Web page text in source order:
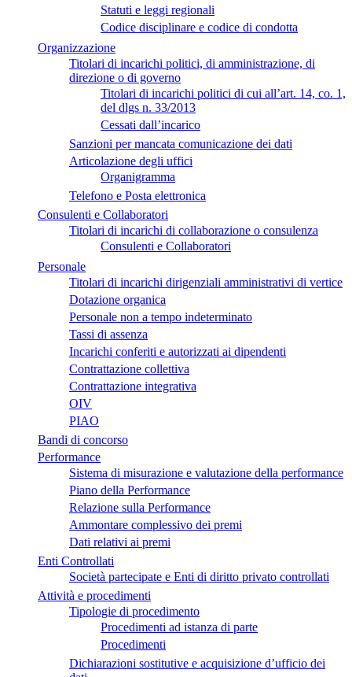
Statuti e leggi regionali
Codice disciplinare e codice di condotta
Organizzazione
Titolari di incarichi politici, di amministrazione, di
direzione o di governo
Titolari di incarichi politici di cui all’art. 14, co. 1,
del dlgs n. 33/2013
Cessati dall’incarico
Sanzioni per mancata comunicazione dei dati
Articolazione degli uffici
Organigramma
Telefono e Posta elettronica
Consulenti e Collaboratori
Titolari di incarichi di collaborazione o consulenza
Consulenti e Collaboratori
Personale
Titolari di incarichi dirigenziali amministrativi di vertice
Dotazione organica
Personale non a tempo indeterminato
Tassi di assenza
Incarichi conferiti e autorizzati ai dipendenti
Contrattazione collettiva
Contrattazione integrativa
OIV
PIAO
Bandi di concorso
Performance
Sistema di misurazione e valutazione della performance
Piano della Performance
Relazione sulla Performance
Ammontare complessivo dei premi
Dati relativi ai premi
Enti Controllati
Società partecipate e Enti di diritto privato controllati
Attività e procedimenti
Tipologie di procedimento
Procedimenti ad istanza di parte
Procedimenti
Dichiarazioni sostitutive e acquisizione d’ufficio dei